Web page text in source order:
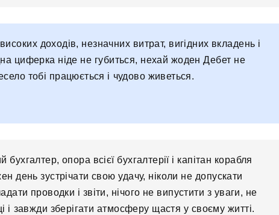
доходів, незначних витрат, вигідних вкладень і
циферка ніде не губиться, нехай жоден Дебет не
тобі працюється і чудово живеться.
опора всієї бухгалтерії і капітан корабля
день зустрічати свою удачу, ніколи не допускати
проводки і звіти, нічого не випустити з уваги, не
і завжди зберігати атмосферу щастя у своєму житті.